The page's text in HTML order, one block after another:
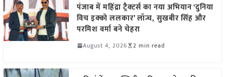
पंजाब में महिंद्रा ट्रैक्टर्स का नया अभियान ‘दुनिया
विच इक्को ललकार’ लॉन्च, सुखबीर सिंह और
परमिश वर्मा बने चेहरा
August 4, 2026 2 min read